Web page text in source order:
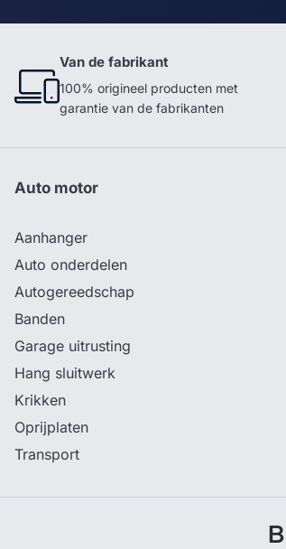
Van de fabrikant
100% origineel producten met
garantie van de fabrikanten
Auto motor
Aanhanger
Auto onderdelen
Autogereedschap
Banden
Garage uitrusting
Hang sluitwerk
Krikken
Oprijplaten
Transport